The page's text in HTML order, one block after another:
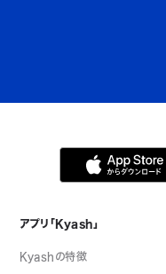
アプリ「Kyash」
Kyashの特徴